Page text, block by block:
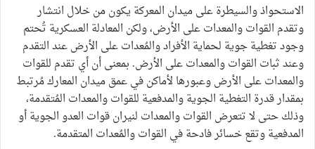
الاستحواذ والسيطرة على ميدان المعركة يكون من خلال انتشار
وتقدم القوات والمعدات على الأرض، ولكن المعادلة العسكرية تُحتم
وجود تغطية جوية لحماية الأفراد والمُعدات على الأرض عند التقدم
وعند ثبات القوات والمعدات على الأرض. بمعنى أن أي تقدم للقوات
والمعدات على الأرض وعبورها لأماكن في عمق ميدان المعارك مُرتبط
بمقدار قدرة التغطية الجوية والمدفعية للقوات والمعدات المُتقدمة،
وذلك حتى لا تتعرض القوات والمعدات لنيران قوات العدو الجوية أو
المدفعية وتقع خسائر فادحة في القوات والمُعدات المتقدمة.